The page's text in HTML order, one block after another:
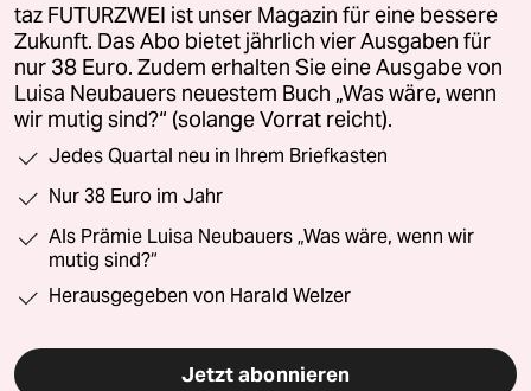
taz FUTURZWEI ist unser Magazin für eine bessere
Zukunft. Das Abo bietet jährlich vier Ausgaben für
nur 38 Euro. Zudem erhalten Sie eine Ausgabe von
Luisa Neubauers neuestem Buch „Was wäre, wenn
wir mutig sind?“ (solange Vorrat reicht).
Jedes Quartal neu in Ihrem Briefkasten
Nur 38 Euro im Jahr
Als Prämie Luisa Neubauers „Was wäre, wenn wir
mutig sind?“
Herausgegeben von Harald Welzer
Jetzt abonnieren